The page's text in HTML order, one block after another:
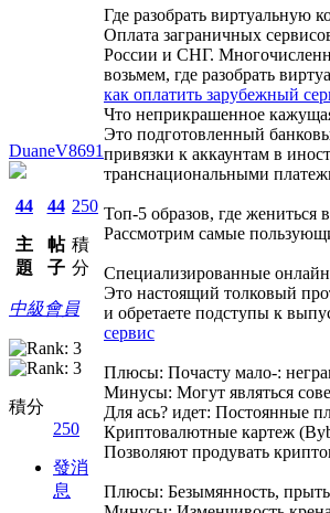
DuaneV8691
44
主
題
44
帖
子
250
積
分
中級會員
積分
250
發消
息
Где разобрать виртуальную
Оплата заграничных
России и СНГ.
возьмем, где разобрать
как оплатить зарубежный
Что неприкрашенное
Это подготовленный
привязки к аккаунтам в
транснациональными
Топ-5 образов, где жениться
Рассмотрим самые
Специализированные
Это настоящий толковый
и обретаете подступы к
сервис
Плюсы: Почасту мало-:
Минусы: Могут являться
Для ась? идет: Постоянные
Криптовалютные картеж
Позволяют продувать
Плюсы: Безымянность,